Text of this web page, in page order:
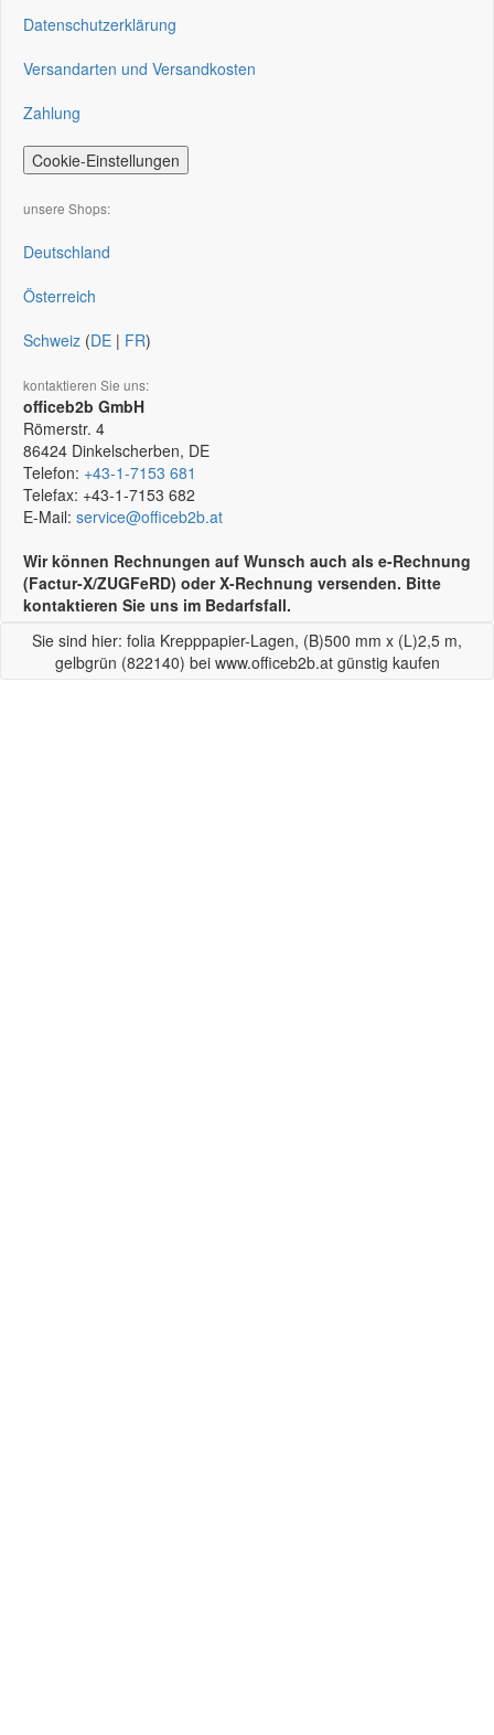
Datenschutzerklärung
Versandarten und Versandkosten
Zahlung
Cookie-Einstellungen
unsere Shops:
Deutschland
Österreich
Schweiz (DE | FR)
kontaktieren Sie uns:
officeb2b GmbH
Römerstr. 4
86424 Dinkelscherben, DE
Telefon: +43-1-7153 681
Telefax: +43-1-7153 682
E-Mail: service@officeb2b.at
Wir können Rechnungen auf Wunsch auch als e-Rechnung
(Factur-X/ZUGFeRD) oder X-Rechnung versenden. Bitte
kontaktieren Sie uns im Bedarfsfall.
Sie sind hier: folia Krepppapier-Lagen, (B)500 mm x (L)2,5 m,
gelbgrün (822140) bei www.officeb2b.at günstig kaufen